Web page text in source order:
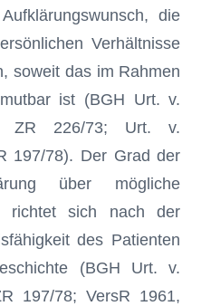
die
Verhältnisse
soweit das im Rahmen
ist (BGH Urt. v.
ZR 226/73; Urt. v.
197/78). Der Grad der
über mögliche
richtet sich nach der
des Patienten
(BGH Urt. v.
197/78; VersR 1961,